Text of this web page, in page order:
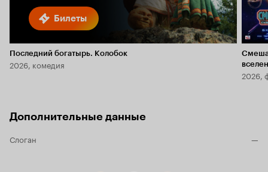
Билеты
Последний богатырь. Колобок
2026, комедия
2026,
Дополнительные данные
Слоган —